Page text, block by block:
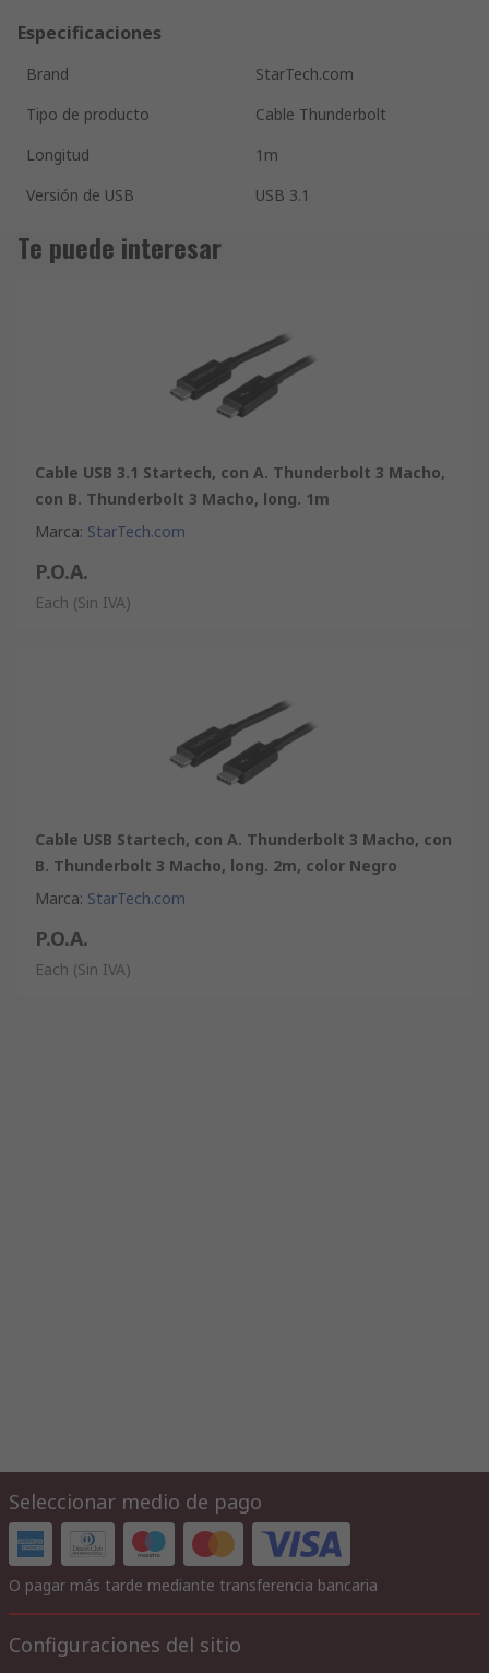
Especificaciones
Brand
StarTech.com
Tipo de producto
Cable Thunderbolt
Longitud
1m
Versión de USB
USB 3.1
Te puede interesar
Cable USB 3.1 Startech, con A. Thunderbolt 3 Macho,
con B. Thunderbolt 3 Macho, long. 1m
Marca: StarTech.com
P.O.A.
Each (Sin IVA)
Cable USB Startech, con A. Thunderbolt 3 Macho, con
B. Thunderbolt 3 Macho, long. 2m, color Negro
Marca: StarTech.com
P.O.A.
Each (Sin IVA)
Seleccionar medio de pago
O pagar más tarde mediante transferencia bancaria
Configuraciones del sitio